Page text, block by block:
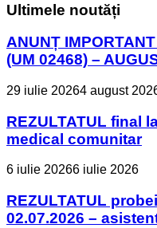
Ultimele noutăți
ANUNȚ
(UM 02468) –
29 iulie 20264 august
REZULTATUL final
medical comunitar
6 iulie 20266 iulie 2026
REZULTATUL
02.07.2026 –